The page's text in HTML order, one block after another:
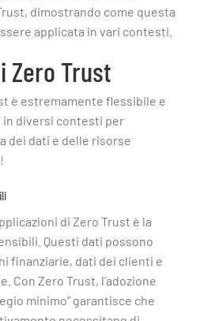
dimostrando come questa
applicata in vari contesti.
Zero Trust
è estremamente flessibile e
in diversi contesti per
dei dati e delle risorse
di Zero Trust è la
Questi dati possono
finanziarie, dati dei clienti e
Con Zero Trust, l’adozione
minimo” garantisce che